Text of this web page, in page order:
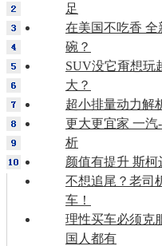
足
在美国不吃香
碗？
SUV没它甭想玩
大？
超小排量动力解
更大更宜家 一
析
颜值有提升 斯
不想追尾？老司
车！
理性买车必须克
国人都有